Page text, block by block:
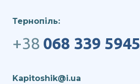
Тернопіль:
+38 068 339 5945
Kapitoshik@i.ua